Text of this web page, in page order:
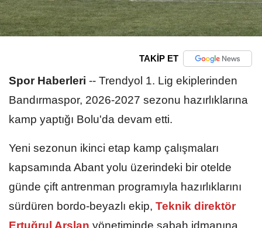
TAKİP ET
Spor Haberleri -- Trendyol 1. Lig ekiplerinden
Bandırmaspor, 2026-2027 sezonu hazırlıklarına
kamp yaptığı Bolu'da devam etti.
Yeni sezonun ikinci etap kamp çalışmaları
kapsamında Abant yolu üzerindeki bir otelde
günde çift antrenman programıyla hazırlıklarını
sürdüren bordo-beyazlı ekip, Teknik direktör
Ertuğrul Arslan yönetiminde sabah idmanına